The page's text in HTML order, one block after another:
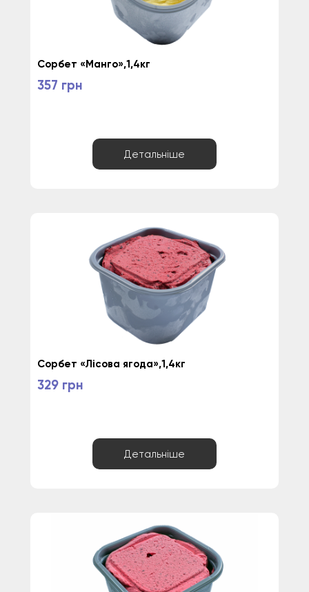
Сорбет «Манго»,1,4кг
357 грн
Детальніше
Сорбет «Лісова ягода»,1,4кг
329 грн
Детальніше